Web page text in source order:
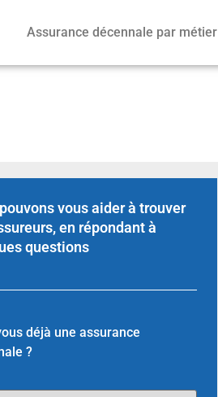
Assurance décennale par métier
vous aider à trouver
en répondant à
questions
déjà une assurance
?